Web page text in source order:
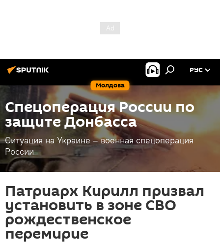
Молдова
РУС
Спецоперация России по
защите Донбасса
Ситуация на Украине – военная спецоперация
России
Патриарх Кирилл призвал
установить в зоне СВО
рождественское
перемирие